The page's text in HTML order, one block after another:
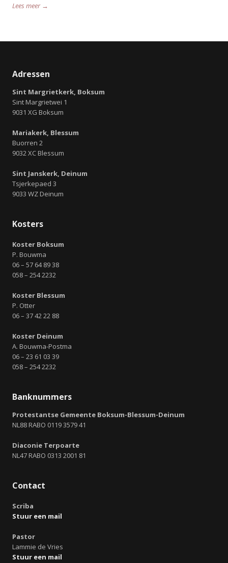
Lees meer →
Adressen
Sint Margrietkerk, Boksum
Sint Margrietwei 1
9031 XG Boksum
Mariakerk, Blessum
Buorren 2
9032 XC Blessum
Sint Janskerk, Deinum
Tsjerkepaed 3
9033 WZ Deinum
Kosters
Koster Boksum
P. Bouwma
06 – 57 64 89 38
058 – 254 2232
Koster Blessum
P. Otter
06 – 37 42 22 88
Koster Deinum
A. Bouwma-Postma
06 – 23 61 03 39
058 – 254 2232
Banknummers
Protestantse Gemeente Boksum-Blessum-Deinum
NL88 RABO 0119 3579 41
Diaconie Terpoarte
NL47 RABO 0313 2001 81
Contact
Scriba
Stuur een mail
Pastor
Lammie de Vries
Stuur een mail